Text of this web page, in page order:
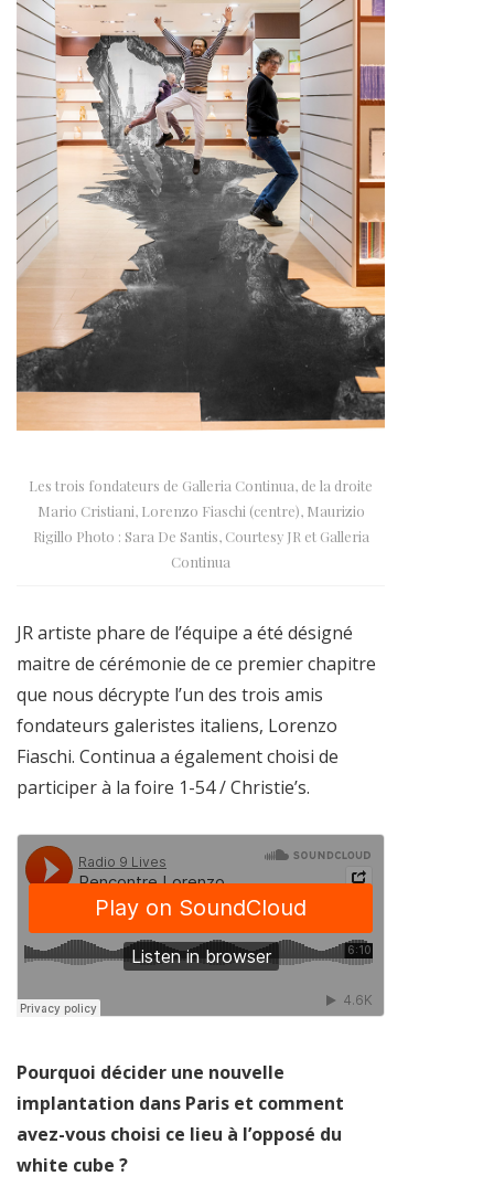
Les trois fondateurs de Galleria Continua, de la droite
Mario Cristiani, Lorenzo Fiaschi (centre), Maurizio
Rigillo Photo : Sara De Santis, Courtesy JR et Galleria
Continua
JR artiste phare de l’équipe a été désigné
maitre de cérémonie de ce premier chapitre
que nous décrypte l’un des trois amis
fondateurs galeristes italiens, Lorenzo
Fiaschi. Continua a également choisi de
participer à la foire 1-54 / Christie’s.
Pourquoi décider une nouvelle
implantation dans Paris et comment
avez-vous choisi ce lieu à l’opposé du
white cube ?